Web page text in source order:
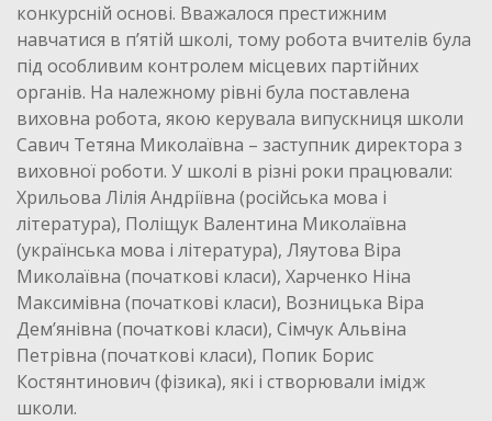
конкурсній основі. Вважалося престижним
навчатися в п’ятій школі, тому робота вчителів була
під особливим контролем місцевих партійних
органів. На належному рівні була поставлена
виховна робота, якою керувала випускниця школи
Савич Тетяна Миколаївна – заступник директора з
виховної роботи. У школі в різні роки працювали:
Хрильова Лілія Андріївна (російська мова і
література), Поліщук Валентина Миколаївна
(українська мова і література), Ляутова Віра
Миколаївна (початкові класи), Харченко Ніна
Максимівна (початкові класи), Возницька Віра
Дем’янівна (початкові класи), Сімчук Альвіна
Петрівна (початкові класи), Попик Борис
Костянтинович (фізика), які і створювали імідж
школи.